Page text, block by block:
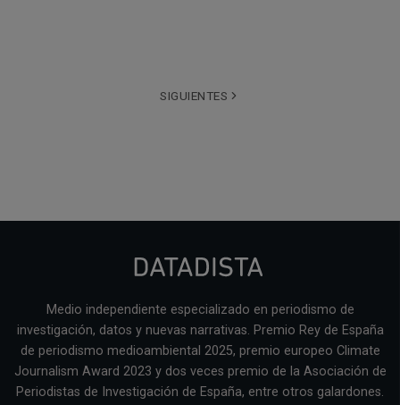
SIGUIENTES
Medio independiente especializado en periodismo de
investigación, datos y nuevas narrativas. Premio Rey de España
de periodismo medioambiental 2025, premio europeo Climate
Journalism Award 2023 y dos veces premio de la Asociación de
Periodistas de Investigación de España, entre otros galardones.